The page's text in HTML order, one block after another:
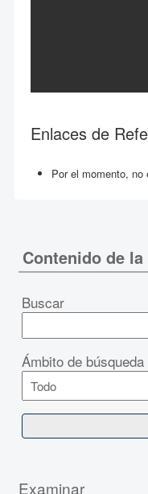
Enlaces de
Por el momento,
Contenido de
Buscar
Ámbito de búsqueda
Examinar